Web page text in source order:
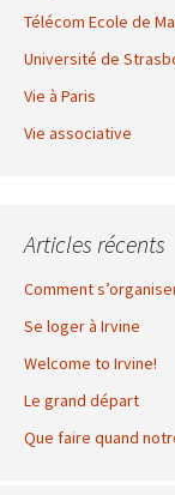
Télécom Ecole de
Université de
Vie à Paris
Vie associative
Articles récents
Comment
Se loger à Irvine
Welcome to Irvine!
Le grand départ
Que faire quand